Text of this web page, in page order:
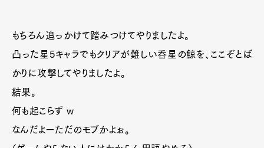
もちろん追っかけて踏みつけてやりましたよ。
凸った星5キャラでもクリアが難しい呑星の鯨を、ここぞとば
かりに攻撃してやりましたよ。
結果。
何も起こらず w
なんだよーただのモブかよぉ。